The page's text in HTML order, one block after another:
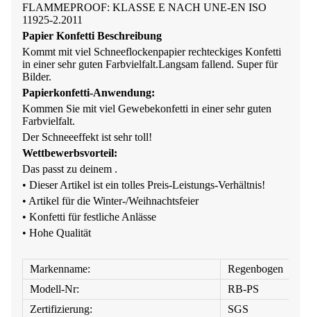
FLAMMEPROOF: KLASSE E NACH UNE-EN ISO
11925-2.2011
Papier Konfetti Beschreibung
Kommt mit viel Schneeflockenpapier rechteckiges Konfetti
in einer sehr guten Farbvielfalt.Langsam fallend. Super für
Bilder.
Papierkonfetti-Anwendung:
Kommen Sie mit viel Gewebekonfetti in einer sehr guten
Farbvielfalt.
Der Schneeeffekt ist sehr toll!
Wettbewerbsvorteil:
Das passt zu deinem .
• Dieser Artikel ist ein tolles Preis-Leistungs-Verhältnis!
• Artikel für die Winter-/Weihnachtsfeier
• Konfetti für festliche Anlässe
• Hohe Qualität
Markenname:
Regenbogen
Modell-Nr:
RB-PS
Zertifizierung:
SGS